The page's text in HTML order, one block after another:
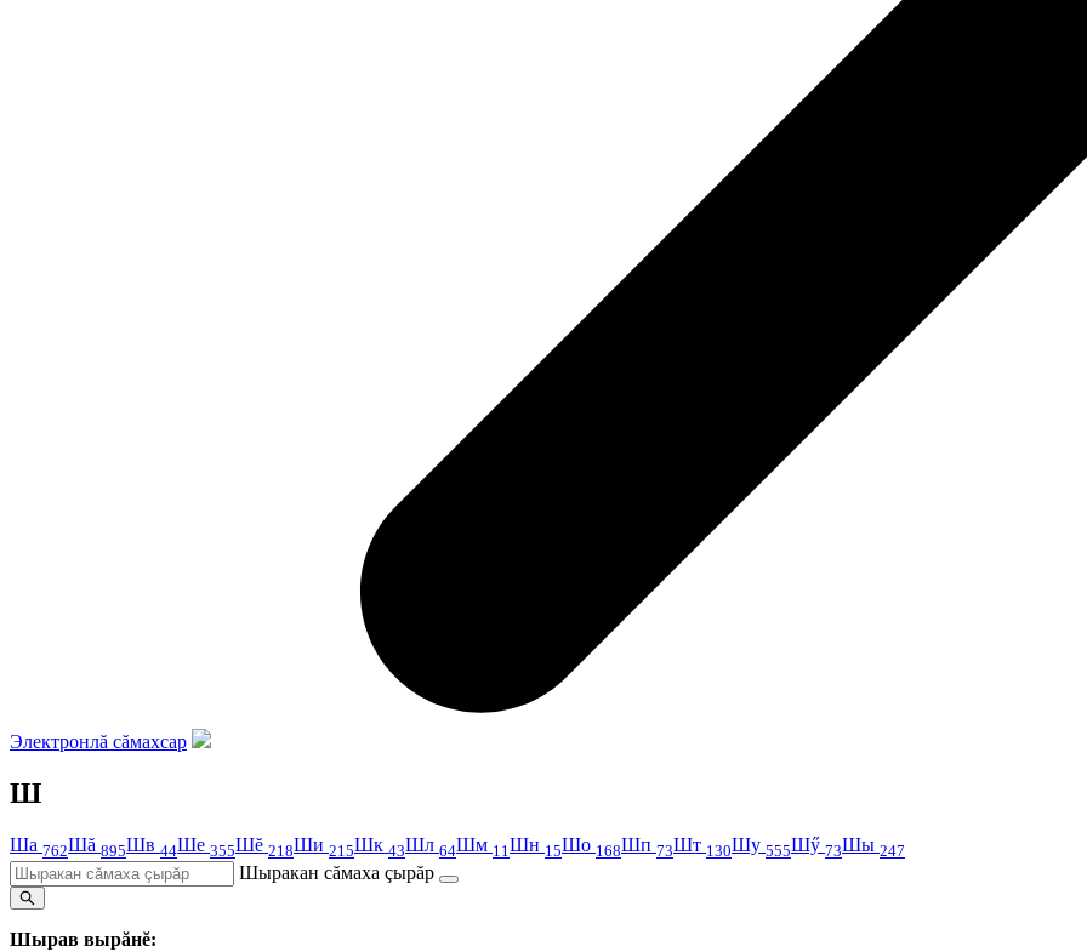
Электронлă сăмахсар
Ш
Ша 762Шă 895Шв 44Ше 355Шĕ 218Ши 215Шк 43Шл 64Шм 11Шн 15Шо 168Шп 73Шт 130Шу 555Шӳ 73Шы 247
Шыракан сăмаха çырăр
Шырав вырăнĕ: